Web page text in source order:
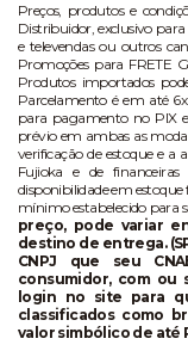
Preços, produtos e
Distribuidor, exclusivo
e televendas ou outros
Promoções para FRETE
Produtos importados
Parcelamento é em até
para pagamento no PIX
prévio em ambas as
verificação de estoque e a
Fujioka e de
disponibilidade em estoque
mínimo estabelecido para
preço, pode variar
destino de entrega.
CNPJ que seu
consumidor, com ou
login no site para
classificados como
valor simbólico de até